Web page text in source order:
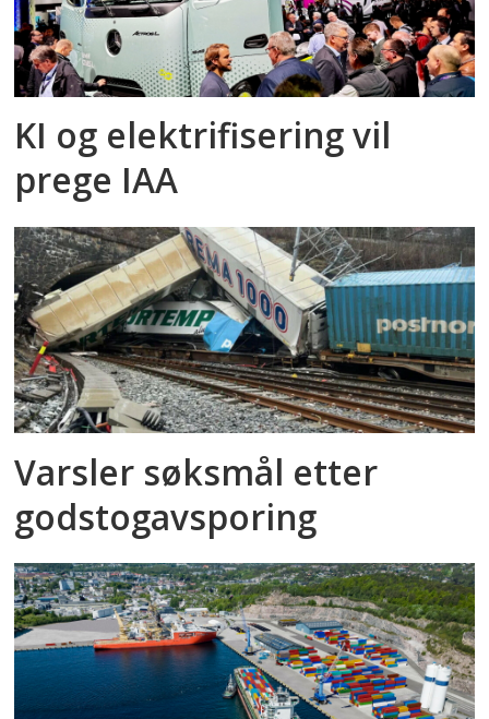
KI og elektrifisering vil
prege IAA
Varsler søksmål etter
godstog­avsporing